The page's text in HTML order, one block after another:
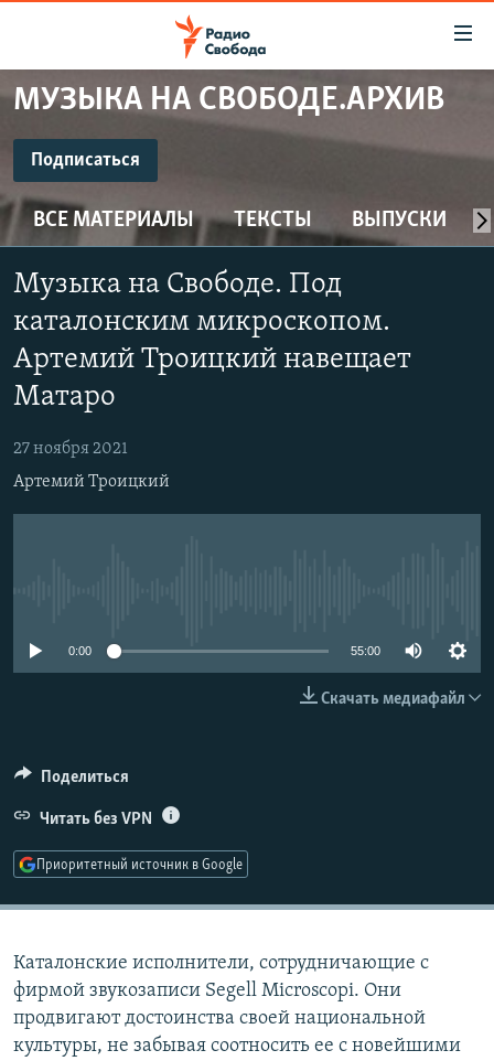
упрощенного
Вернуться
к
основному
содержанию
Вернутся
главной
навигации
Вернутся
поиску
ПРОГРАММЫ
ПОДКАСТЫ
АВТОРСКИЕ ПРОЕКТЫ
ЦИТАТЫ СВОБОДЫ
МНЕНИЯ
КУЛЬТУРА
IDEL.РЕАЛИИ
КАВКАЗ.РЕАЛИИ
СЕВЕР.РЕАЛИИ
СИБИРЬ.РЕАЛИИ
РАСПИСАНИЕ ВЕЩАНИЯ
МУЗЫКА НА СВОБОДЕ.АРХИВ
Подписаться
CastBox
Подписаться
ВСЕ МАТЕРИАЛЫ ТЕКСТЫ ВЫПУСКИ
Музыка на Свободе. Под
каталонским микроскопом.
Артемий Троицкий навещает
Матаро
27 ноября 2021
Артемий Троицкий
0:00 55:00
Скачать медиафайл
Поделиться
Читать без VPN
Приоритетный источник в Google
Каталонские исполнители, сотрудничающие с
фирмой звукозаписи Segell Microscopi. Они
продвигают достоинства своей национальной
культуры, не забывая соотносить ее с новейшими